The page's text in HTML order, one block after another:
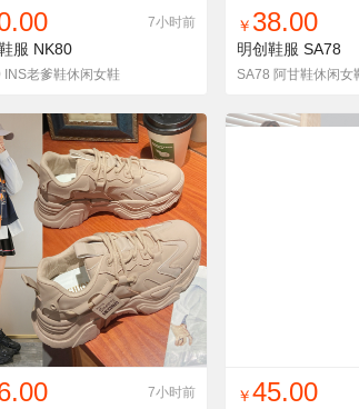
款 加入铺货单 收藏
7小时前
服 NK80
INS老爹鞋休闲女鞋
找同款 加入铺
￥ 38.00
明创鞋服 SA78
SA78 阿甘鞋休闲女
款 加入铺货单 收藏
7小时前 找同款 加入铺
￥45.00